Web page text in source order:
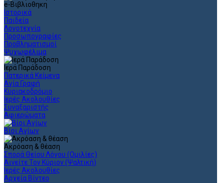
e-Βιβλιοθηκη
Ιστορικά
Παιδεία
Λογοτεχνία
Προσωπογραφίες
Προβληματισμοί
Ψυχωφέλιμα
Ιερά Παράδοση
Πατερικά Κείμενα
Αγία Γραφή
Κυριακοδρόμιο
Ιερές Ακολουθίες
Συναξαριστής
Αφιερώματα
Βίοι Αγίων
Ακρόαση & θέαση
Σπορά Θείου Λόγου (Ομιλίες)
Αινείτε Τον Κύριον (Ψαλτική)
Ιερές Ακολουθίες
Αρχεία Βίντεο